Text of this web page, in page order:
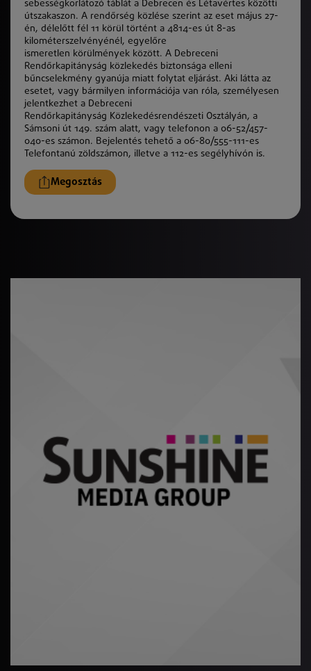
sebességkorlátozó táblát a Debrecen és Létavértes közötti
útszakaszon. A rendőrség közlése szerint az eset május 27-
én, délelőtt fél 11 körül történt a 4814-es út 8-as
kilométerszelvényénél, egyelőre
ismeretlen körülmények között. A Debreceni
Rendőrkapitányság közlekedés biztonsága elleni
bűncselekmény gyanúja miatt folytat eljárást. Aki látta az
esetet, vagy bármilyen információja van róla, személyesen
jelentkezhet a Debreceni
Rendőrkapitányság Közlekedésrendészeti Osztályán, a
Sámsoni út 149. szám alatt, vagy telefonon a 06-52/457-
040-es számon. Bejelentés tehető a 06-80/555-111-es
Telefontanú zöldszámon, illetve a 112-es segélyhívón is.
Megosztás